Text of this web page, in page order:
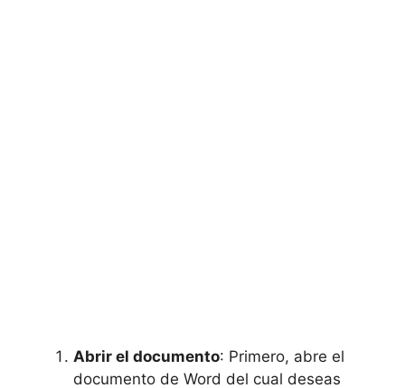
Abrir el documento: Primero, abre el
documento de Word del cual deseas